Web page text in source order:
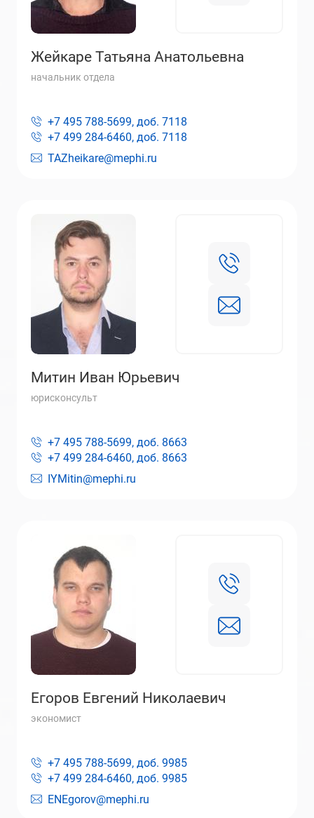
Жейкаре Татьяна Анатольевна
начальник отдела
TAZheikare@mephi.ru
+7 495 788-5699, доб. 7118
+7 499 284-6460, доб. 7118
Митин Иван Юрьевич
юрисконсульт
IYMitin@mephi.ru
+7 495 788-5699, доб. 8663
+7 499 284-6460, доб. 8663
Егоров Евгений Николаевич
экономист
ENEgorov@mephi.ru
+7 495 788-5699, доб. 9985
+7 499 284-6460, доб. 9985